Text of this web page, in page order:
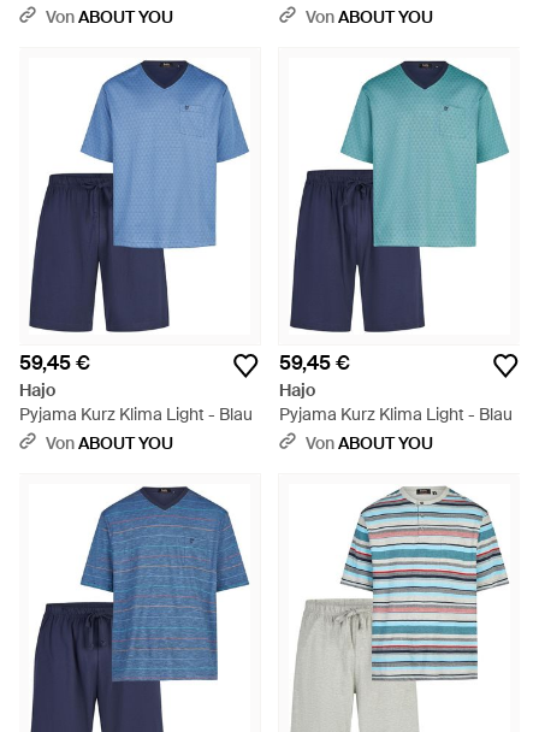
VonABOUT YOU
VonABOUT YOU
59,45 €
Hajo
Pyjama Kurz Klima Light - Blau
VonABOUT YOU
59,45 €
Hajo
Pyjama Kurz Klima Light - Blau
VonABOUT YOU